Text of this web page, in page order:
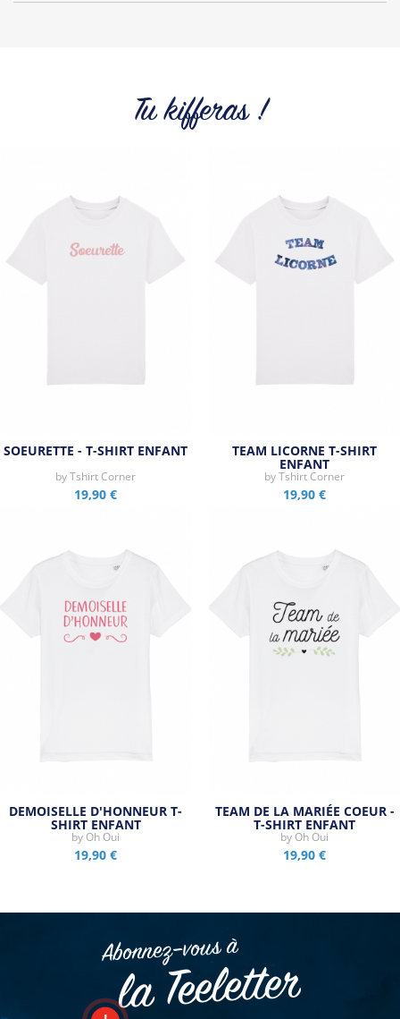
Tu kifferas !
SOEURETTE - T-SHIRT ENFANT
byTshirt Corner
19,90 €
TEAM LICORNE T-SHIRT
ENFANT
byTshirt Corner
19,90 €
DEMOISELLE D'HONNEUR T-
SHIRT ENFANT
by Oh Oui
19,90 €
TEAM DE LA MARIÉE COEUR -
T-SHIRT ENFANT
by Oh Oui
19,90 €
Abonnez–vous à
la Teeletter